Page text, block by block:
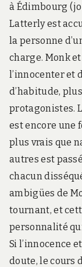
à Édimbourg
Latterly est
la personne
charge. Monk
l’innocenter et
d’habitude,
protagonistes.
est encore une
plus vrais que
autres est
chacun
ambigües de
tournant, et
personnalité
Si l’innocence
doute, le cours